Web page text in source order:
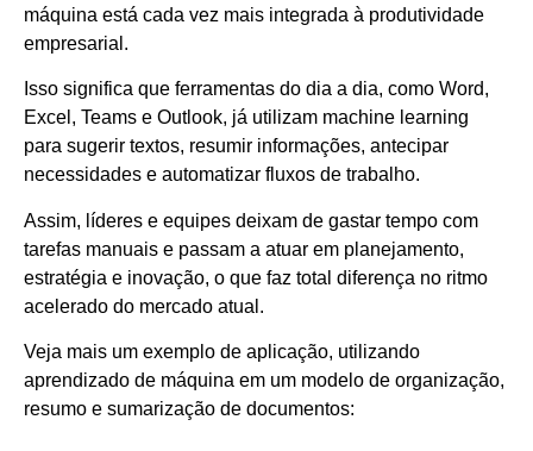
máquina está cada vez mais integrada à produtividade
empresarial.
Isso significa que ferramentas do dia a dia, como Word,
Excel, Teams e Outlook, já utilizam machine learning
para sugerir textos, resumir informações, antecipar
necessidades e automatizar fluxos de trabalho.
Assim, líderes e equipes deixam de gastar tempo com
tarefas manuais e passam a atuar em planejamento,
estratégia e inovação, o que faz total diferença no ritmo
acelerado do mercado atual.
Veja mais um exemplo de aplicação, utilizando
aprendizado de máquina em um modelo de organização,
resumo e sumarização de documentos: